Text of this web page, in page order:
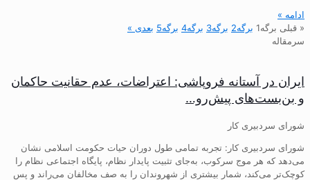
ادامه »
« قبلی برگه1 برگه2 برگه3 برگه4 برگه5 بعدی »
سرمقاله
ایران در آستانه فروپاشی: اعتراضات، عدم حقانیت حاکمان
و بن‌بست‌های پیش‌رو…
شورای سردبیری کار
شورای سردبیری کار: تجربه تمامی طول دوران حیات حکومت اسلامی نشان
می‌دهد که هر موج سرکوب، به‌جای تثبیت پایدار نظام، پایگاه اجتماعی نظام را
کوچک‌تر می‌کند، شمار بیشتری از شهروندان را به صف مخالفان می‌راند و پس